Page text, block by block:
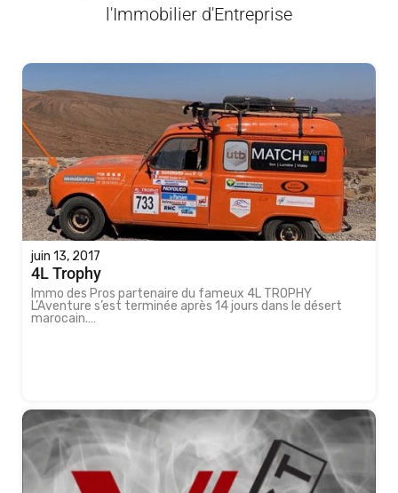
l'Immobilier d'Entreprise
juin 13, 2017
4L Trophy
Immo des Pros partenaire du fameux 4L TROPHY
L’Aventure s’est terminée après 14 jours dans le désert
marocain.…